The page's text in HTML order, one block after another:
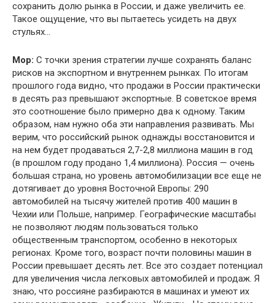
сохранить долю рынка в России, и даже увеличить ее.
Такое ощущение, что вы пытаетесь усидеть на двух
стульях…
Мор: С точки зрения стратегии лучше сохранять баланс
рисков на экспортном и внутреннем рынках. По итогам
прошлого года видно, что продажи в России практически
в десять раз превышают экспортные. В советское время
это соотношение было примерно два к одному. Таким
образом, нам нужно оба эти направления развивать. Мы
верим, что российский рынок однажды восстановится и
на нем будет продаваться 2,7-2,8 миллиона машин в год
(в прошлом году продано 1,4 миллиона). Россия — очень
большая страна, но уровень автомобилизации все еще не
дотягивает до уровня Восточной Европы: 290
автомобилей на тысячу жителей против 400 машин в
Чехии или Польше, например. Географические масштабы
не позволяют людям пользоваться только
общественным транспортом, особенно в некоторых
регионах. Кроме того, возраст почти половины машин в
России превышает десять лет. Все это создает потенциал
для увеличения числа легковых автомобилей и продаж. Я
знаю, что россияне разбираются в машинах и умеют их